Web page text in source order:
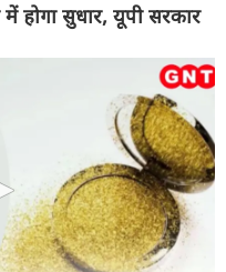
होगा सुधार, यूपी सरकार